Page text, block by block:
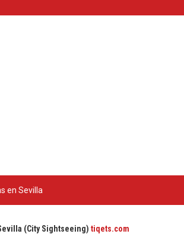
en Sevilla
(City Sightseeing) tiqets.com